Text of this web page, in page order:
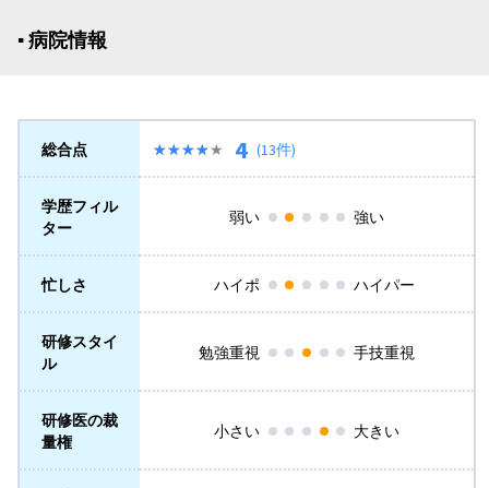
▪︎ 病院情報
総合点 ★★★★★
★★★★★ 4 (13件)
学歴フィル
ター
弱い 強い
忙しさ ハイポ ハイパー
研修スタイ
ル
勉強重視 手技重視
研修医の裁
量権
小さい 大きい